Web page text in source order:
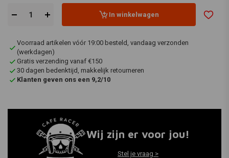
In winkelwagen
Voorraad artikelen vóór 19:00 besteld, vandaag verzonden
(werkdagen)
Gratis verzending vanaf €150
30 dagen bedenktijd, makkelijk retourneren
Klanten geven ons een 9,2/10
Wij zijn er voor jou!
Stel je vraag >